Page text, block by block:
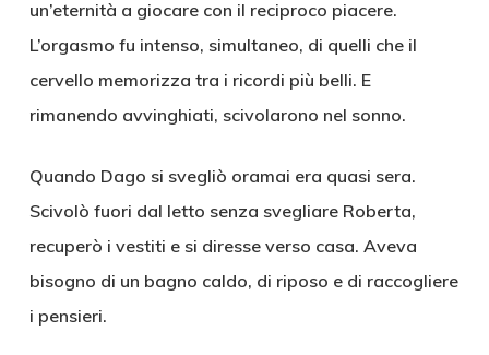
un’eternità a giocare con il reciproco piacere.
L’orgasmo fu intenso, simultaneo, di quelli che il
cervello memorizza tra i ricordi più belli. E
rimanendo avvinghiati, scivolarono nel sonno.
Quando Dago si svegliò oramai era quasi sera.
Scivolò fuori dal letto senza svegliare Roberta,
recuperò i vestiti e si diresse verso casa. Aveva
bisogno di un bagno caldo, di riposo e di raccogliere
i pensieri.